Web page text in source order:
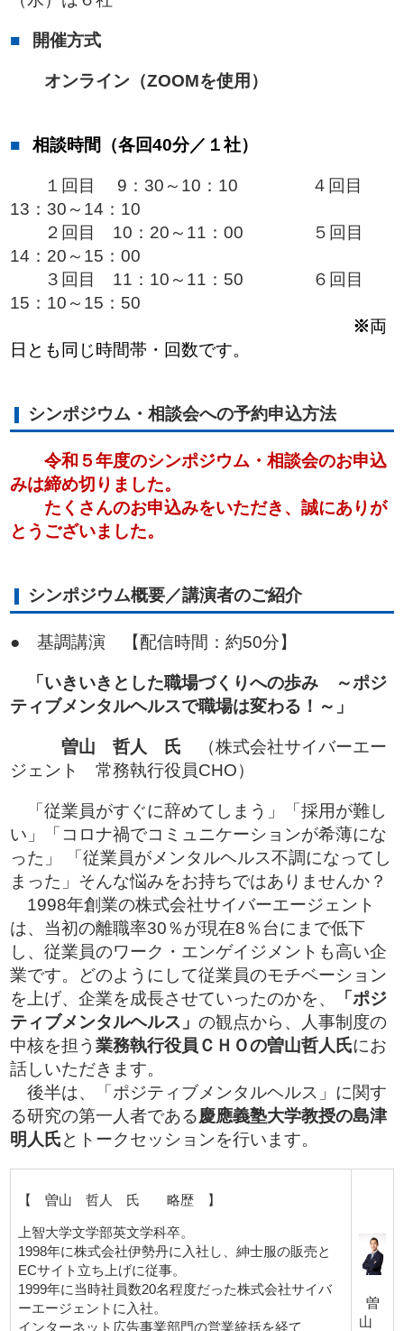
開催方式
オンライン（ZOOMを使用）
相談時間（各回40分／１社）
１回目 9：30～10：10 ４回目
13：30～14：10
２回目 10：20～11：00 ５回目
14：20～15：00
３回目 11：10～11：50 ６回目
15：10～15：50
※両
日とも同じ時間帯・回数です。
シンポジウム・相談会への予約申込方法
令和５年度のシンポジウム・相談会のお申込
みは締め切りました。
たくさんのお申込みをいただき、誠にありが
とうございました。
シンポジウム概要／講演者のご紹介
● 基調講演 【配信時間：約50分】
「いきいきとした職場づくりへの歩み ～ポジ
ティブメンタルヘルスで職場は変わる！～」
曽山 哲人 氏 （株式会社サイバーエー
ジェント 常務執行役員CHO）
「従業員がすぐに辞めてしまう」「採用が難し
い」「コロナ禍でコミュニケーションが希薄にな
った」 「従業員がメンタルヘルス不調になってし
まった」そんな悩みをお持ちではありませんか？
1998年創業の株式会社サイバーエージェント
は、当初の離職率30％が現在8％台にまで低下
し、従業員のワーク・エンゲイジメントも高い企
業です。どのようにして従業員のモチベーション
を上げ、企業を成長させていったのかを、
「ポジ
ティブメンタルヘルス」 の観点から、人事制度の
中核を担う 業務執行役員ＣＨＯの曽山哲人氏にお
話しいただきます。
後半は、「ポジティブメンタルヘルス」に関す
る研究の第一人者である慶應義塾大学教授の島津
明人氏とトークセッションを行います。
【 曽山 哲人 氏 略歴 】
上智大学文学部英文学科卒。
1998年に株式会社伊勢丹に入社し、紳士服の販売と
ECサイト立ち上げに従事。
1999年に当時社員数20名程度だった株式会社サイバ
ーエージェントに入社。
インターネット広告事業部門の営業統括を経て、
曽
山